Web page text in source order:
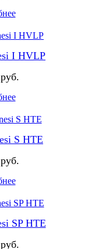
I HVLP
S HTE
SP HTE